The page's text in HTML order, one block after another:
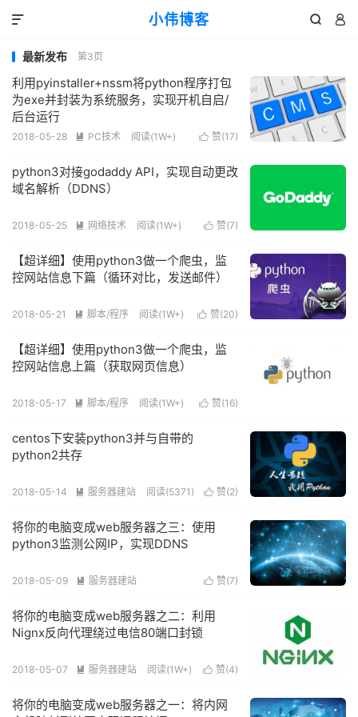
小伟博客  

最新发布 第3页
利用pyinstaller+nssm将python程序打包
为exe并封装为系统服务，实现开机自启/
后台运行
 赞(17)
2018-05-28  PC技术 阅读(1W+)
python3对接godaddy API，实现自动更改
域名解析（DDNS）
 赞(7)
2018-05-25  网络技术 阅读(1W+)
【超详细】使用python3做一个爬虫，监
控网站信息下篇（循环对比，发送邮件）
 赞(20)
2018-05-21  脚本/程序 阅读(1W+)
【超详细】使用python3做一个爬虫，监
控网站信息上篇（获取网页信息）
 赞(16)
2018-05-17  脚本/程序 阅读(1W+)
centos下安装python3并与自带的
python2共存
 赞(2)
2018-05-14  服务器建站 阅读(5371 )
将你的电脑变成web服务器之三：使用
python3监测公网IP，实现DDNS
 赞(7)
2018-05-09  服务器建站
将你的电脑变成web服务器之二：利用
Nignx反向代理绕过电信80端口封锁
 赞(4)
2018-05-07  服务器建站 阅读(1W+)
将你的电脑变成web服务器之一：将内网